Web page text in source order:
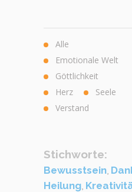
Alle
Emotionale Welt
Göttlichkeit
Herz
Seele
Verstand
Stichworte:
Bewusstsein
Heilung